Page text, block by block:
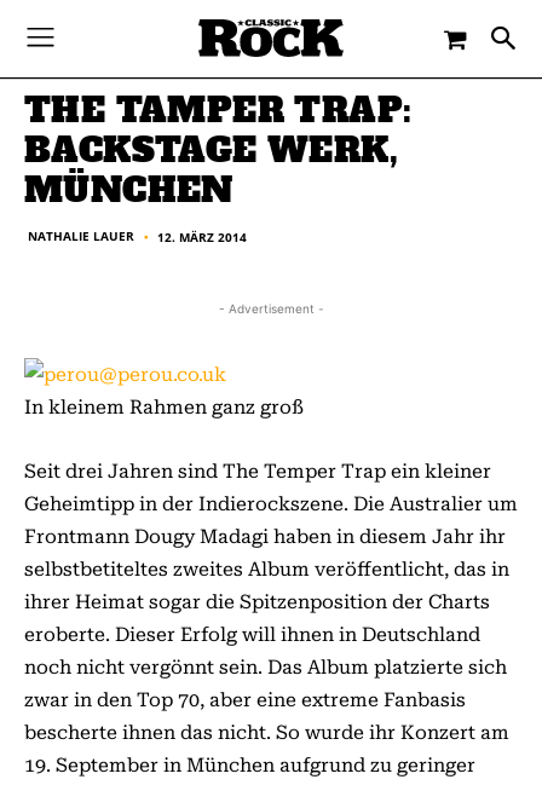
NATHALIE LAUER - 12. MÄRZ 2014
THE TAMPER TRAP:
BACKSTAGE WERK,
MÜNCHEN
NATHALIE LAUER ■ 12. MÄRZ 2014
- Advertisement -
In kleinem Rahmen ganz groß
Seit drei Jahren sind The Temper Trap ein kleiner
Geheimtipp in der Indierockszene. Die Australier um
Frontmann Dougy Madagi haben in diesem Jahr ihr
selbstbetiteltes zweites Album veröffentlicht, das in
ihrer Heimat sogar die Spitzenposition der Charts
eroberte. Dieser Erfolg will ihnen in Deutschland
noch nicht vergönnt sein. Das Album platzierte sich
zwar in den Top 70, aber eine extreme Fanbasis
bescherte ihnen das nicht. So wurde ihr Konzert am
19. September in München aufgrund zu geringer